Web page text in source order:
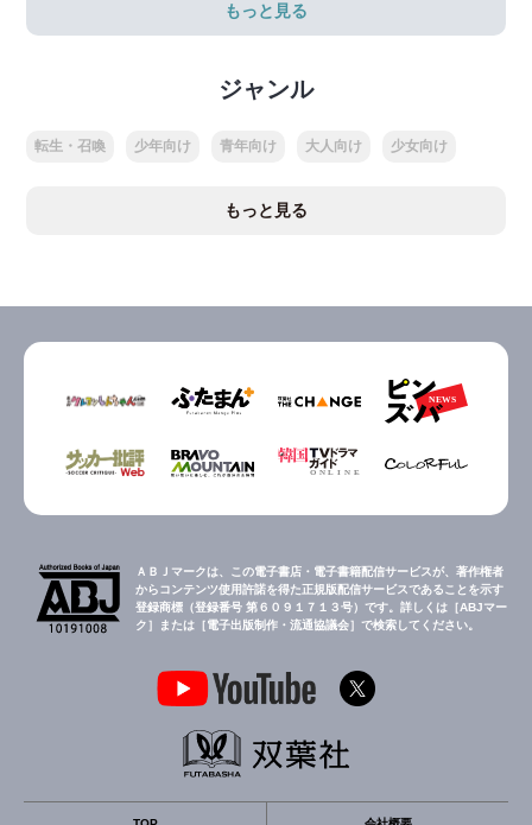
もっと見る
ジャンル
転生・召喚 少年向け 青年向け 大人向け 少女向け
もっと見る
ＡＢＪマークは、この電子書店・電子書籍配信サービスが、著作権者
からコンテンツ使用許諾を得た正規版配信サービスであることを示す
登録商標（登録番号 第６０９１７１３号）です。詳しくは［ABJマー
ク］または［電子出版制作・流通協議会］で検索してください。